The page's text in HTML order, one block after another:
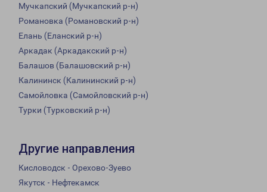
Мучкапский (Мучкапский р-н)
Романовка (Романовский р-н)
Елань (Еланский р-н)
Аркадак (Аркадакский р-н)
Балашов (Балашовский р-н)
Калининск (Калининский р-н)
Самойловка (Самойловский р-н)
Турки (Турковский р-н)
Другие направления
Кисловодск - Орехово-Зуево
Якутск - Нефтекамск